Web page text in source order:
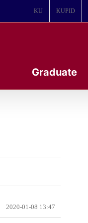
KU KUPID
Graduate
2020-01-08 13:47